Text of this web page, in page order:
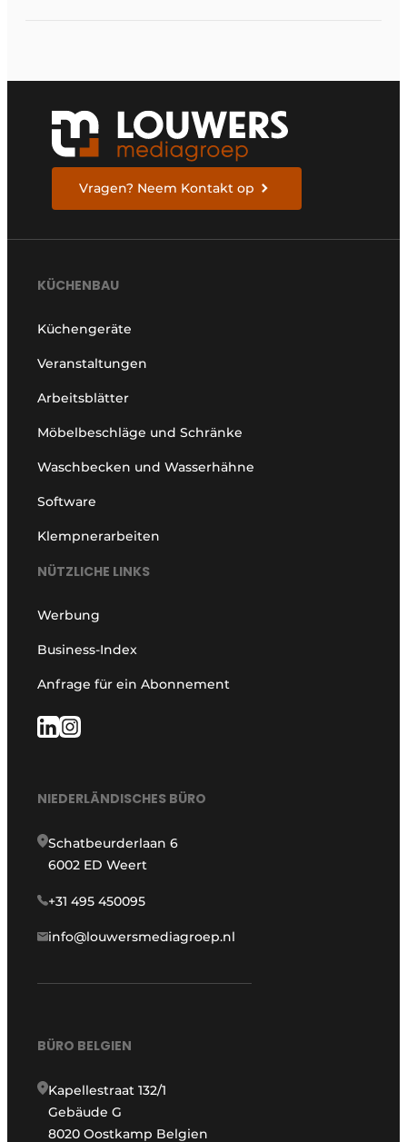
Vragen? Neem Kontakt op
KÜCHENBAU
Küchengeräte
Veranstaltungen
Arbeitsblätter
Möbelbeschläge und Schränke
Waschbecken und Wasserhähne
Software
Klempnerarbeiten
NÜTZLICHE LINKS
Werbung
Business-Index
Anfrage für ein Abonnement
NIEDERLÄNDISCHES BÜRO
Schatbeurderlaan 6
6002 ED Weert
+31 495 450095
info@louwersmediagroep.nl
BÜRO BELGIEN
Kapellestraat 132/1
Gebäude G
8020 Oostkamp Belgien